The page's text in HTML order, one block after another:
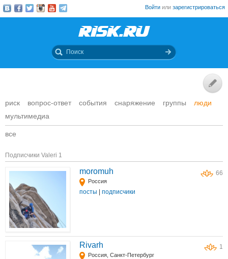
Войти или зарегистрироваться
риск вопрос-ответ события снаряжение группы
люди
мультимедиа
все
Подписчики Valeri 1
66
moromuh
Россия
посты подписчики
1
Rivarh
Россия, Санкт-Петербург